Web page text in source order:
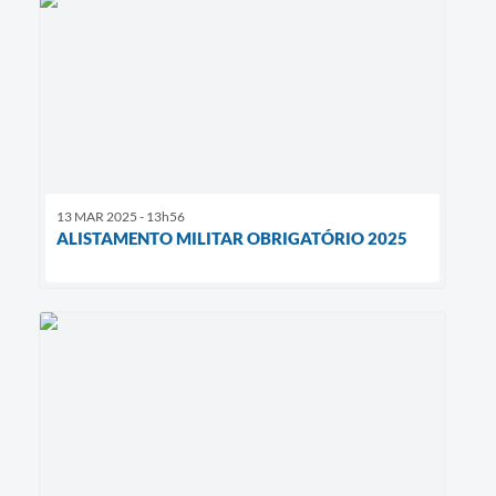
13 MAR 2025 - 13h56
ALISTAMENTO MILITAR OBRIGATÓRIO 2025